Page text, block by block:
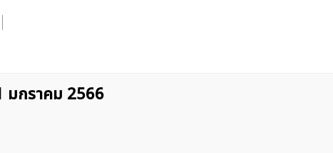
มกราคม 2566